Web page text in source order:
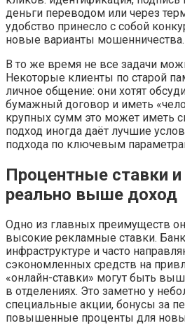
деньги переводом или через
удобство принесло с собой
новые варианты мошенничества.
В то же время не все задачи
Некоторые клиенты по старой
личное общение: они хотят
бумажный договор и иметь
крупных сумм это может иметь
подход иногда даёт лучшие
подхода по ключевым
Процентные ставки и
реально выше доход
Одно из главных преимуществ
высокие рекламные ставки.
инфраструктуре и часто
сэкономленных средств на
«онлайн-ставки» могут быть
в отделениях. Это заметно у
специальные акции, бонусы за
повышенные проценты для